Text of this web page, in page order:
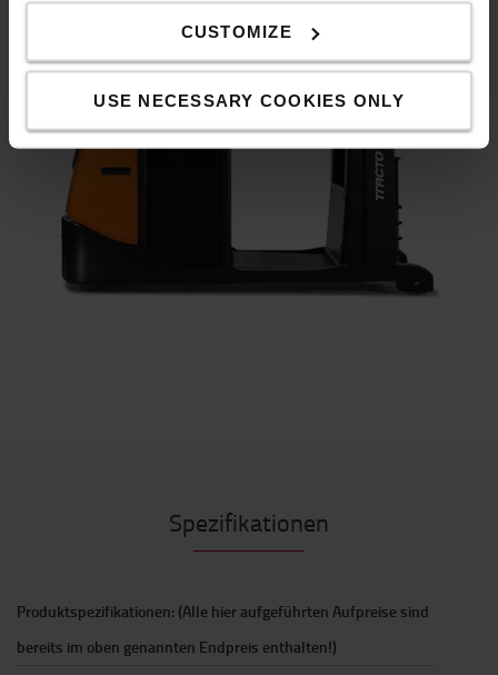
CUSTOMIZE
USE NECESSARY COOKIES ONLY
Spezifikationen
Produktspezifikationen: (Alle hier aufgeführten Aufpreise sind
bereits im oben genannten Endpreis enthalten!)